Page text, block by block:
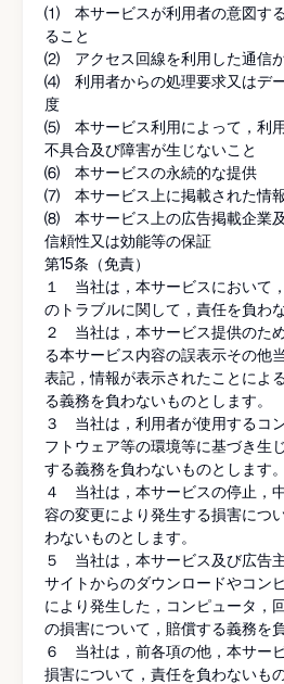
⑴ 本サービスが利用者の意図す
ること
⑵ アクセス回線を利用した通信
⑷ 利用者からの処理要求又はデ
度
⑸ 本サービス利用によって，利
不具合及び障害が生じないこと
⑹ 本サービスの永続的な提供
⑺ 本サービス上に掲載された情
⑻ 本サービス上の広告掲載企業
信頼性又は効能等の保証
第15条（免責）
１ 当社は，本サービスにおいて
のトラブルに関して，責任を負わ
２ 当社は，本サービス提供のた
る本サービス内容の誤表示その他
表記，情報が表示されたことによ
る義務を負わないものとします。
３ 当社は，利用者が使用するコ
フトウェア等の環境等に基づき生
する義務を負わないものとします。
４ 当社は，本サービスの停止，
容の変更により発生する損害につ
わないものとします。
５ 当社は，本サービス及び広告
サイトからのダウンロードやコン
により発生した，コンピュータ，
の損害について，賠償する義務を
６ 当社は，前各項の他，本サー
損害について，責任を負わないも